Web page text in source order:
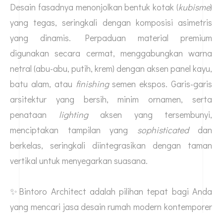
Desain fasadnya menonjolkan bentuk kotak (kubisme)
yang tegas, seringkali dengan komposisi asimetris
yang dinamis. Perpaduan material premium
digunakan secara cermat, menggabungkan warna
netral (abu-abu, putih, krem) dengan aksen panel kayu,
batu alam, atau finishingsemen ekspos. Garis-garis
arsitektur yang bersih, minim ornamen, serta
penataan lightingaksen yang tersembunyi,
menciptakan tampilan yang sophisticateddan
berkelas, seringkali diintegrasikan dengan taman
vertikal untuk menyegarkan suasana.
✨Bintoro Architect adalah pilihan tepat bagi Anda
yang mencari jasa desain rumah modern kontemporer